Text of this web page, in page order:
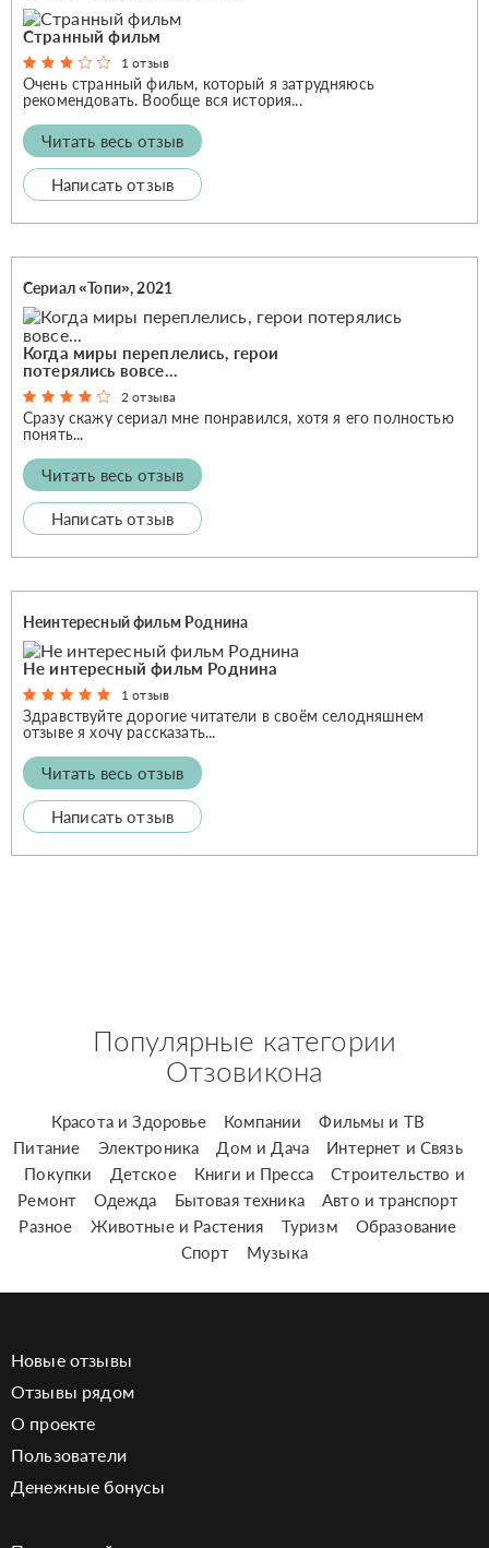
Странный фильм
1 отзыв
Очень странный фильм, который я затрудняюсь
рекомендовать. Вообще вся история...
Читать весь отзыв
Написать отзыв
Сериал «Топи», 2021
Когда миры переплелись, герои
потерялись вовсе...
2 отзыва
Сразу скажу сериал мне понравился, хотя я его полностью
понять...
Читать весь отзыв
Написать отзыв
Неинтересный фильм Роднина
Не интересный фильм Роднина
1 отзыв
Здравствуйте дорогие читатели в своём селодняшнем
отзыве я хочу рассказать...
Читать весь отзыв
Написать отзыв
Популярные категории
Отзовикона
Красота и Здоровье Компании
Фильмы и ТВ
Питание
Электроника Дом и Дача
Интернет и Связь
Покупки
Детское Книги и Пресса
Строительство и
Ремонт
Одежда Бытовая техника
Авто и транспорт
Разное
Животные и Растения Туризм
Образование
Спорт
Музыка
Новые отзывы
Отзывы рядом
О проекте
Пользователи
Денежные бонусы